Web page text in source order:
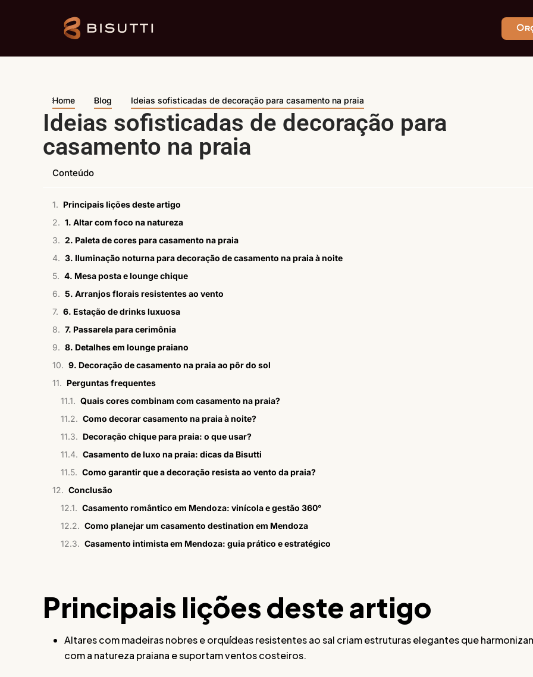
Home Blog Ideias sofisticadas de decoração para casamento na praia
Ideias sofisticadas de decoração para
casamento na praia
Conteúdo
Principais lições deste artigo
1. Altar com foco na natureza
2. Paleta de cores para casamento na praia
3. Iluminação noturna para decoração de casamento na praia à noite
4. Mesa posta e lounge chique
5. Arranjos florais resistentes ao vento
6. Estação de drinks luxuosa
7. Passarela para cerimônia
8. Detalhes em lounge praiano
9. Decoração de casamento na praia ao pôr do sol
Perguntas frequentes
Quais cores combinam com casamento na praia?
Como decorar casamento na praia à noite?
Decoração chique para praia: o que usar?
Casamento de luxo na praia: dicas da Bisutti
Como garantir que a decoração resista ao vento da praia?
Conclusão
Casamento romântico em Mendoza: vinícola e gestão 360°
Como planejar um casamento destination em Mendoza
Casamento intimista em Mendoza: guia prático e estratégico
Principais lições deste artigo
Altares com madeiras nobres e orquídeas resistentes ao sal criam estruturas elegantes que
com a natureza praiana e suportam ventos costeiros.